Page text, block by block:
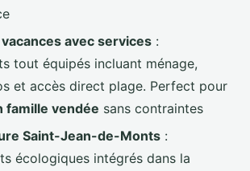
avec services :
tout équipés incluant ménage,
et accès direct plage. Perfect pour
famille vendée sans contraintes
Saint-Jean-de-Monts :
écologiques intégrés dans la